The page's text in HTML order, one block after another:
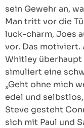
sein Gewehr an,
Man tritt vor die
luck-charm, Joes
vor. Das motiviert.
Whitley
simuliert eine
„Geht ohne mich
edel und
Steve gesteht
sich mit Paul und